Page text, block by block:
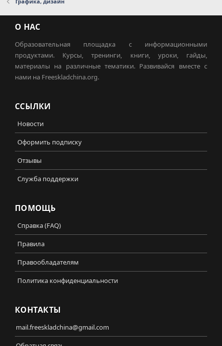
О НАС
Образовательная площадка с информационными
продуктами. Курсы, тренинги, книги, уроки, гайды,
материалы на различные тематики. Развивайся вместе с
нами на Freeskladchina.org.
ССЫЛКИ
Новости
Оформить подписку
Отзывы
Служба поддержки
ПОМОЩЬ
Справка (FAQ)
Правила
Правообладателям
Политика конфиденциальности
КОНТАКТЫ
mail.freeskladchina@gmail.com